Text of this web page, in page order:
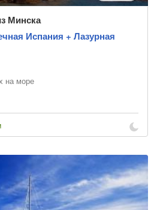
Минска
Испания + Лазурная
на море